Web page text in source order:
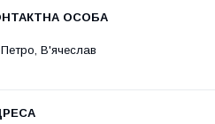
Петро, В'ячеслав